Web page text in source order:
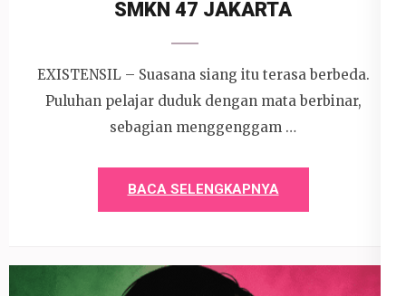
SMKN 47 JAKARTA
EXISTENSIL – Suasana siang itu terasa berbeda.
Puluhan pelajar duduk dengan mata berbinar,
sebagian menggenggam …
BACA SELENGKAPNYA